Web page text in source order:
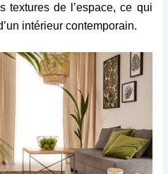
textures de l’espace, ce qui
intérieur contemporain.